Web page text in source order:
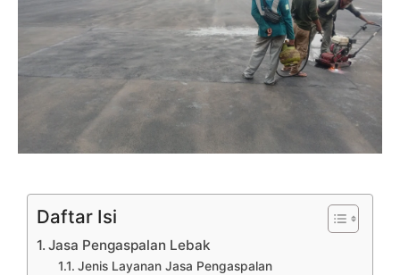
Daftar Isi
Jasa Pengaspalan Lebak
Jenis Layanan Jasa Pengaspalan